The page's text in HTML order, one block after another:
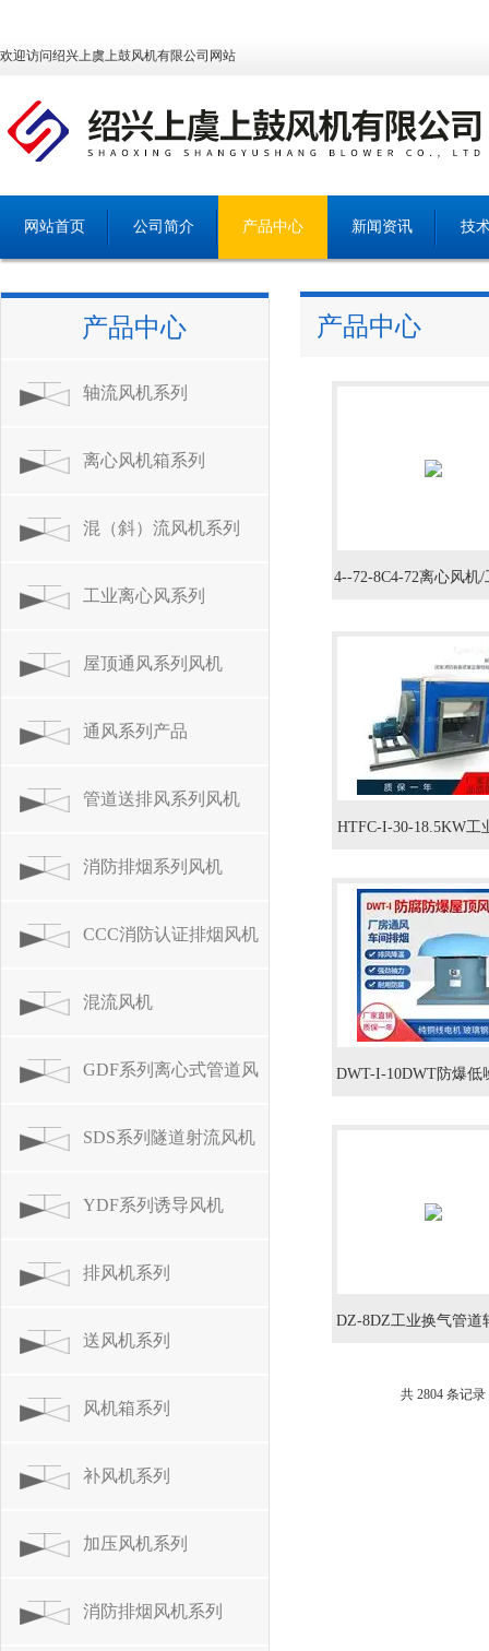
欢迎访问绍兴上虞上鼓风机有限公司网站
网站首页 公司简介 产品中心 新闻资讯 技
产品中心
轴流风机系列
离心风机箱系列
混（斜）流风机系列
工业离心风系列
屋顶通风系列风机
通风系列产品
管道送排风系列风机
消防排烟系列风机
CCC消防认证排烟风机
系列
混流风机
GDF系列离心式管道风
机
SDS系列隧道射流风机
YDF系列诱导风机
排风机系列
送风机系列
风机箱系列
补风机系列
加压风机系列
消防排烟风机系列
产品中心
4--72-8C4-72离心风机
HTFC-I-30-18.5KW工
I型
DWT-I-10DWT防爆低
DZ-8DZ工业换气管道
共 2804 条记